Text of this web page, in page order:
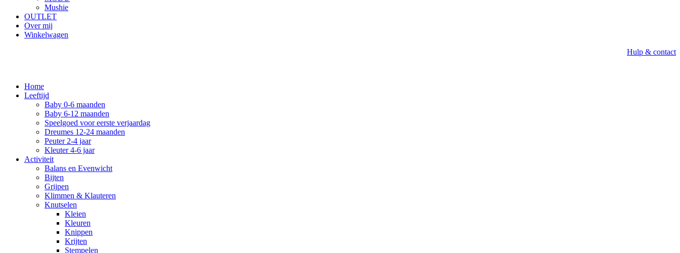
Mushie
OUTLET
Over mij
Winkelwagen
Hulp & contact
Home
Leeftijd
Baby 0-6 maanden
Baby 6-12 maanden
Speelgoed voor eerste verjaardag
Dreumes 12-24 maanden
Peuter 2-4 jaar
Kleuter 4-6 jaar
Activiteit
Balans en Evenwicht
Bijten
Grijpen
Klimmen & Klauteren
Knutselen
Kleien
Kleuren
Knippen
Krijten
Stempelen